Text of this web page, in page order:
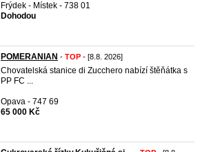
Frýdek - Místek - 738 01
Dohodou
POMERANIAN - TOP - [8.8. 2026]
Chovatelská stanice di Zucchero nabízí štěňátka s
PP FC ...
Opava - 747 69
65 000 Kč